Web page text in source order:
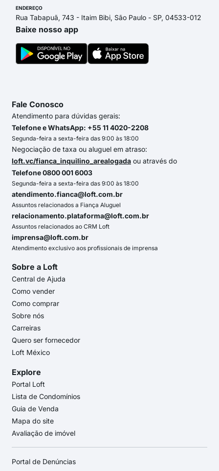
ENDEREÇO
Rua Tabapuã, 743 - Itaim Bibi, São Paulo - SP, 04533-012
Baixe nosso app
Fale Conosco
Atendimento para dúvidas gerais:
Telefone e WhatsApp: +55 11 4020-2208
Segunda-feira a sexta-feira das 9:00 às 18:00
Negociação de taxa ou aluguel em atraso:
loft.vc/fianca_inquilino_arealogada ou através do
Telefone 0800 001 6003
Segunda-feira a sexta-feira das 9:00 às 18:00
atendimento.fianca@loft.com.br
Assuntos relacionados a Fiança Aluguel
relacionamento.plataforma@loft.com.br
Assuntos relacionados ao CRM Loft
imprensa@loft.com.br
Atendimento exclusivo aos profissionais de imprensa
Sobre a Loft
Central de Ajuda
Como vender
Como comprar
Sobre nós
Carreiras
Quero ser fornecedor
Loft México
Explore
Portal Loft
Lista de Condomínios
Guia de Venda
Mapa do site
Avaliação de imóvel
Portal de Denúncias